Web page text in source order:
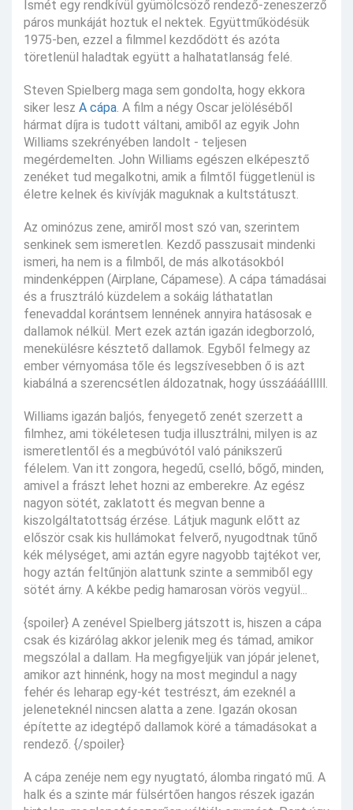
Ismét egy rendkívül gyümölcsöző rendező-zeneszerző
páros munkáját hoztuk el nektek. Együttműködésük
1975-ben, ezzel a filmmel kezdődött és azóta
töretlenül haladtak együtt a halhatatlanság felé.
Steven Spielberg maga sem gondolta, hogy ekkora
siker lesz A cápa . A film a négy Oscar jelöléséből
hármat díjra is tudott váltani, amiből az egyik John
Williams szekrényében landolt - teljesen
megérdemelten. John Williams egészen elképesztő
zenéket tud megalkotni, amik a filmtől függetlenül is
életre kelnek és kivívják maguknak a kultstátuszt.
Az ominózus zene, amiről most szó van, szerintem
senkinek sem ismeretlen. Kezdő passzusait mindenki
ismeri, ha nem is a filmből, de más alkotásokból
mindenképpen (Airplane, Cápamese). A cápa támadásai
és a frusztráló küzdelem a sokáig láthatatlan
fenevaddal korántsem lennének annyira hatásosak e
dallamok nélkül. Mert ezek aztán igazán idegborzoló,
menekülésre késztető dallamok. Egyből felmegy az
ember vérnyomása tőle és legszívesebben ő is azt
kiabálná a szerencsétlen áldozatnak, hogy ússzáááálllll.
Williams igazán baljós, fenyegető zenét szerzett a
filmhez, ami tökéletesen tudja illusztrálni, milyen is az
ismeretlentől és a megbúvótól való pánikszerű
félelem. Van itt zongora, hegedű, cselló, bőgő, minden,
amivel a frászt lehet hozni az emberekre. Az egész
nagyon sötét, zaklatott és megvan benne a
kiszolgáltatottság érzése. Látjuk magunk előtt az
először csak kis hullámokat felverő, nyugodtnak tűnő
kék mélységet, ami aztán egyre nagyobb tajtékot ver,
hogy aztán feltűnjön alattunk szinte a semmiből egy
sötét árny. A kékbe pedig hamarosan vörös vegyül...
{spoiler} A zenével Spielberg játszott is, hiszen a cápa
csak és kizárólag akkor jelenik meg és támad, amikor
megszólal a dallam. Ha megfigyeljük van jópár jelenet,
amikor azt hinnénk, hogy na most megindul a nagy
fehér és leharap egy-két testrészt, ám ezeknél a
jeleneteknél nincsen alatta a zene. Igazán okosan
építette az idegtépő dallamok köré a támadásokat a
rendező. {/spoiler}
A cápa zenéje nem egy nyugtató, álomba ringató mű. A
halk és a szinte már fülsértően hangos részek igazán